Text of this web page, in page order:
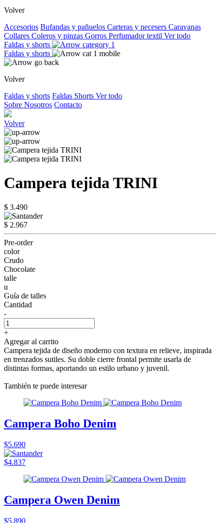
Volver
Accesorios Bufandas y pañuelos Carteras y necesers Caravanas
Collares Coleros y pinzas Gorros Perfumador textil Ver todo
Faldas y shorts
Faldas y shorts
Volver
Faldas y shorts Faldas Shorts Ver todo
Sobre Nosotros Contacto
Volver
Campera tejida TRINI
$ 3.490
$ 2.967
Pre-order
color
Crudo
Chocolate
talle
u
Guía de talles
Cantidad
-
+
Agregar al carrito
Campera tejida de diseño moderno con textura en relieve, inspirada
en trenzados sutiles. Su doble cierre frontal permite usarla de
distintas formas, aportando un estilo urbano y juvenil.
También te puede interesar
Campera Boho Denim
$5.690
$4.837
Campera Owen Denim
$5.890